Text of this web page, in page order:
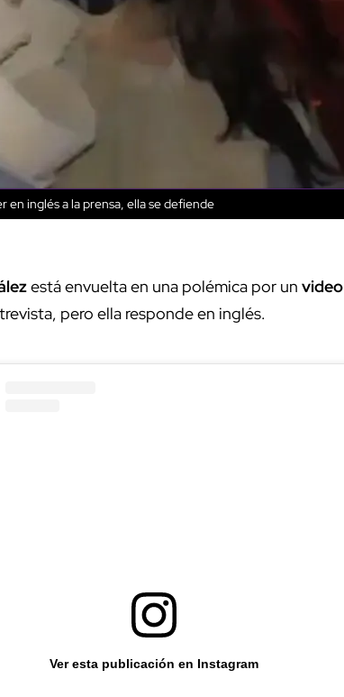
en inglés a la prensa, ella se defiende
está envuelta en una polémica por un video
pero ella responde en inglés.
Ver esta publicación en Instagram